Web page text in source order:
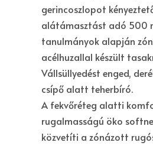
gerincoszlopot
alátámasztást adó 500
tanulmányok alapján
acélhuzallal készült
Vállsüllyedést enged,
csípő alatt teherbíró.
A fekvőréteg alatti
rugalmasságú öko
közvetíti a zónázott